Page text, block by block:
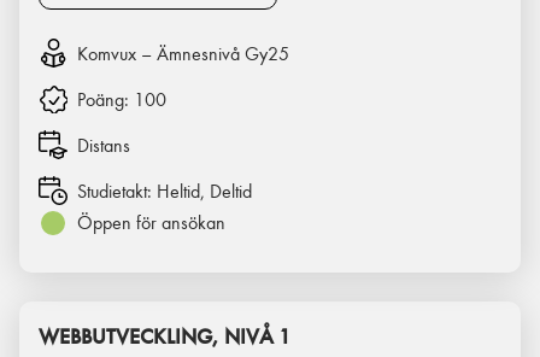
Komvux – Ämnesnivå Gy25
Poäng: 100
Distans
Studietakt: Heltid, Deltid
Öppen för ansökan
WEBBUTVECKLING, NIVÅ 1